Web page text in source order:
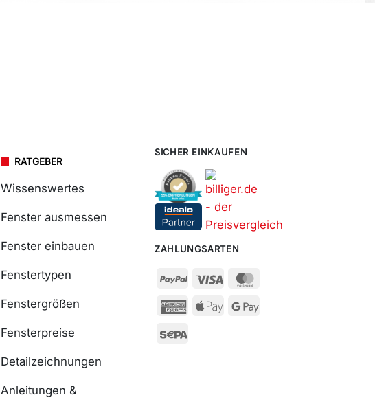
RATGEBER
Wissenswertes
Fenster ausmessen
Fenster einbauen
Fenstertypen
Fenstergrößen
Fensterpreise
Detailzeichnungen
Anleitungen &
SICHER EINKAUFEN
ZAHLUNGSARTEN